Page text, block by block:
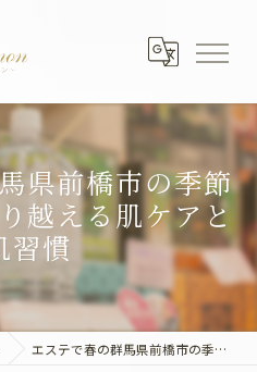
県前橋市の季節
越える肌ケアと
習慣
エステで春の群馬県前橋市の季節の変わり目を乗り越える肌ケアと美肌習慣